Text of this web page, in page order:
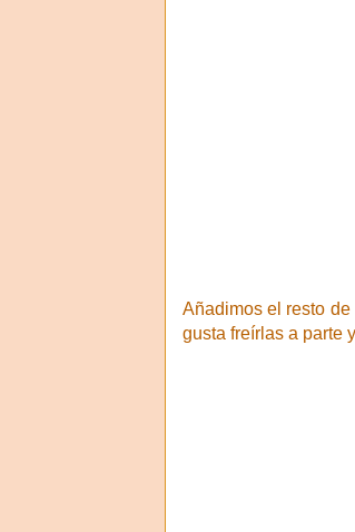
Añadimos el resto
gusta freírlas a parte